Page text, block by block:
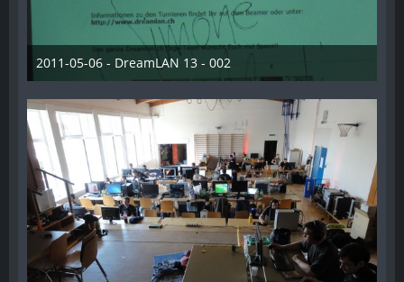
2011-05-06 - DreamLAN 13 - 002
28. Dezember 2012